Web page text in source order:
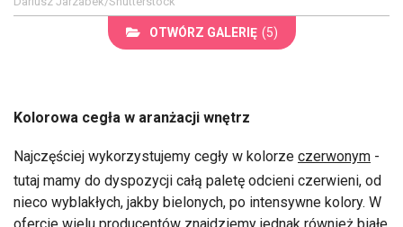
OTWÓRZ GALERIĘ (5)
Kolorowa cegła w aranżacji wnętrz
Najczęściej wykorzystujemy cegły w kolorze czerwonym -
tutaj mamy do dyspozycji całą paletę odcieni czerwieni, od
nieco wyblakłych, jakby bielonych, po intensywne kolory. W
ofercie wielu producentów znajdziemy jednak również białe